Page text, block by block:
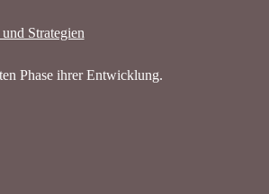
Strategien
Phase ihrer Entwicklung.